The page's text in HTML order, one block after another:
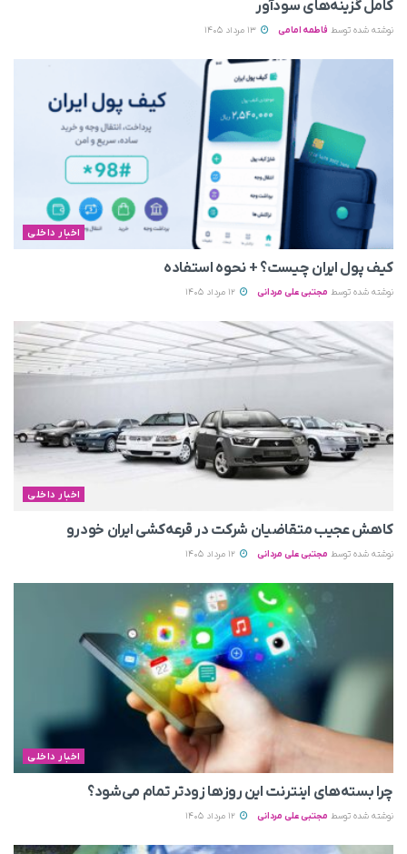
کامل گزینه‌های سودآور
نوشته شده توسط فاطمه امامی
اخبار داخلی
کیف پول ایران چیست؟ + نحوه استفاده
نوشته شده توسط مجتبی علی مردانی
اخبار داخلی
کاهش عجیب متقاضیان شرکت در قرعه‌کشی ایران خودرو
نوشته شده توسط مجتبی علی مردانی
اخبار داخلی
چرا بسته‌های اینترنت این روزها زودتر تمام می‌شود؟
نوشته شده توسط مجتبی علی مردانی